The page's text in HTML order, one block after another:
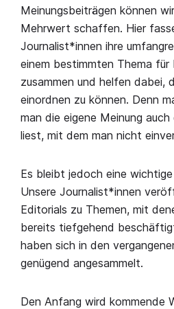
Meinungsbeiträgen können
Mehrwert schaffen. Hier
Journalist*innen ihre
einem bestimmten Thema für
zusammen und helfen dabei,
einordnen zu können. Denn
man die eigene Meinung
liest, mit dem man nicht
Es bleibt jedoch eine
Unsere Journalist*innen
Editorials zu Themen, mit
bereits tiefgehend
haben sich in den
genügend angesammelt.
Den Anfang wird kommende